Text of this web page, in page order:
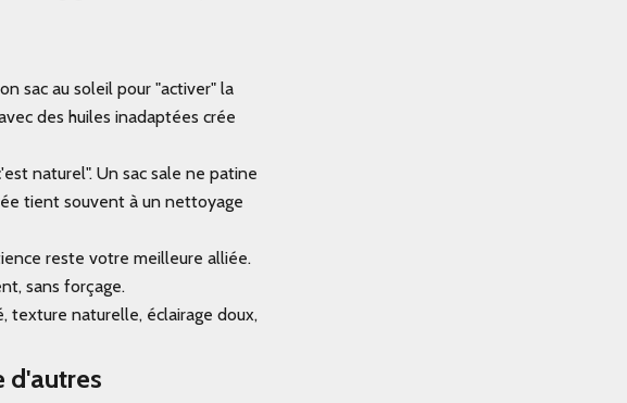
sac au soleil pour "activer" la
des huiles inadaptées crée
naturel". Un sac sale ne patine
tient souvent à un nettoyage
reste votre meilleure alliée.
sans forçage.
texture naturelle, éclairage doux,
d'autres